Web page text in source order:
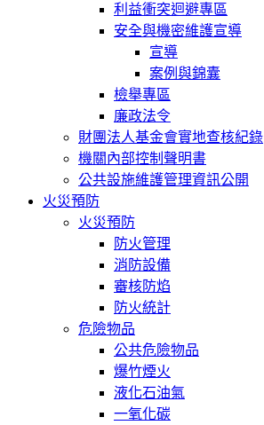
利益衝突迴避專區
安全與機密維護宣導
宣導
案例與錦囊
檢舉專區
廉政法令
財團法人基金會實地查核紀錄
機關內部控制聲明書
公共設施維護管理資訊公開
火災預防
火災預防
防火管理
消防設備
審核防焰
防火統計
危險物品
公共危險物品
爆竹煙火
液化石油氣
一氧化碳